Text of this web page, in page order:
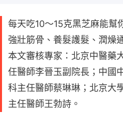
每天吃10～15克黑芝麻能幫
強壯筋骨、養髮護髮、潤燥
本文審核專家：北京中醫藥
任醫師李晉玉副院長；中國
科主任醫師蔡琳琳；北京大
主任醫師王勃詩。